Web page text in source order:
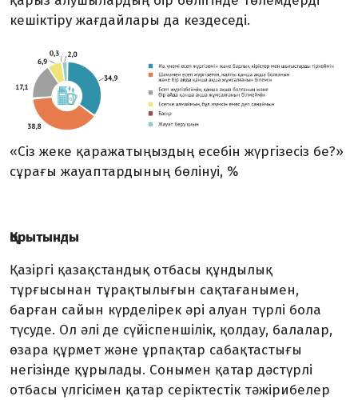
кешіктіру жағдайлары да кездеседі.
«Сіз жеке қаражатыңыздың есебін жүргізесіз бе?»
сұрағы жауаптардының бөлінуі, %
Қорытынды
Қазіргі қазақстандық отбасы құндылық
тұрғысынан тұрақтылығын сақтағанымен,
барған сайын күрделірек әрі алуан түрлі бола
түсуде. Ол әлі де сүйіспеншілік, қолдау, балалар,
өзара құрмет және ұрпақтар сабақтастығы
негізінде құрылады. Сонымен қатар дәстүрлі
отбасы үлгісімен қатар серіктестік тәжірибелер